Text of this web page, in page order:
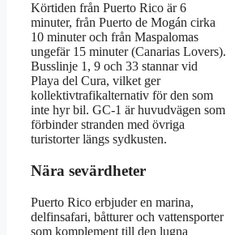
Körtiden från Puerto Rico är 6
minuter, från Puerto de Mogán cirka
10 minuter och från Maspalomas
ungefär 15 minuter (Canarias Lovers).
Busslinje 1, 9 och 33 stannar vid
Playa del Cura, vilket ger
kollektivtrafikalternativ för den som
inte hyr bil. GC-1 är huvudvägen som
förbinder stranden med övriga
turistorter längs sydkusten.
Nära sevärdheter
Puerto Rico erbjuder en marina,
delfinsafari, båtturer och vattensporter
som komplement till den lugna